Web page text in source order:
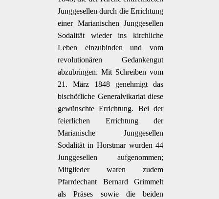
Junggesellen durch die Errichtung
einer Marianischen Junggesellen
Sodalität wieder ins kirchliche
Leben einzubinden und vom
revolutionären Gedankengut
abzubringen. Mit Schreiben vom
21. März 1848 genehmigt das
bischöfliche Generalvikariat diese
gewünschte Errichtung. Bei der
feierlichen Errichtung der
Marianische Junggesellen
Sodalität in Horstmar wurden 44
Junggesellen aufgenommen;
Mitglieder waren zudem
Pfarrdechant Bernard Grimmelt
als Präses sowie die beiden